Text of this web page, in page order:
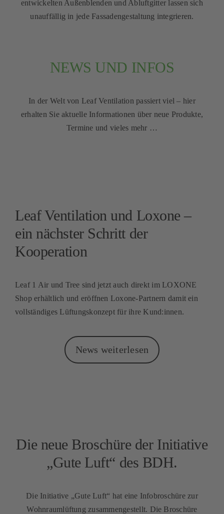
entwickelten Außenblenden und Abluftgitter lassen sich
unauffällig in jede Fassadengestaltung integrieren.
NEWS UND INFOS
In der Welt von Leaf Ventilation passiert viel – hier
erhalten Sie aktuelle Informationen über neue Produkte,
Termine und vieles mehr …
Leaf Ventilation und Loxone –
ein nächster Schritt der
Kooperation
Leaf 1 Air und Tree sind jetzt auch direkt im LOXONE
Shop erhältlich und eröffnen Loxone-Partnern damit ein
vollständiges Lüftungskonzept für ihre Kund:innen.
News weiterlesen
Die neue Broschüre der Initiative
„Gute Luft“ des BDH.
Die Initiative „Gute Luft“ hat eine Infobroschüre zur
Wohnraumlüftung zusammengestellt. Die Broschüre